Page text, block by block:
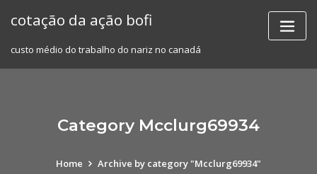
cotação da ação bofi
custo médio do trabalho do nariz no canadá
Category Mcclurg69934
Home Archive by category "Mcclurg69934"